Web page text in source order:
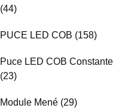
(44)
PUCE LED COB (158)
Puce LED COB Constante
(23)
Module Mené (29)